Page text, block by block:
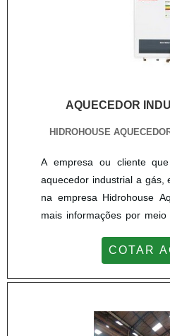
AQUECEDOR
HIDROHOUSE
A empresa ou cliente
aquecedor industrial a gás,
na empresa Hidrohouse
mais informações por
referência em
procurar por aquecedor
Aquecedores.
COTAR